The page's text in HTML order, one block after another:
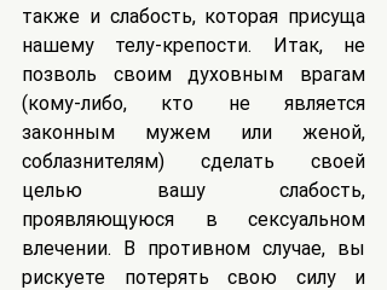
также и слабость, которая присуща
нашему телу-крепости. Итак, не
позволь своим духовным врагам
(кому-либо, кто не является
законным мужем или женой,
соблазнителям) сделать своей
целью вашу слабость,
проявляющуюся в сексуальном
влечении. В противном случае, вы
рискуете потерять свою силу и